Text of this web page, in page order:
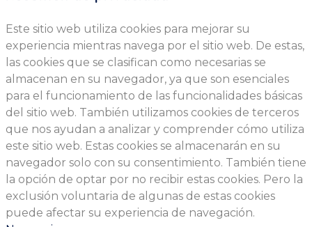
Este sitio web utiliza cookies para mejorar su
experiencia mientras navega por el sitio web. De estas,
las cookies que se clasifican como necesarias se
almacenan en su navegador, ya que son esenciales
para el funcionamiento de las funcionalidades básicas
del sitio web. También utilizamos cookies de terceros
que nos ayudan a analizar y comprender cómo utiliza
este sitio web. Estas cookies se almacenarán en su
navegador solo con su consentimiento. También tiene
la opción de optar por no recibir estas cookies. Pero la
exclusión voluntaria de algunas de estas cookies
puede afectar su experiencia de navegación.